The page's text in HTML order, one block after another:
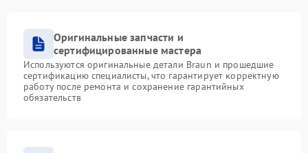
Оригинальные запчасти и
сертифицированные мастера
Используются оригинальные детали Braun и прошедшие
сертификацию специалисты, что гарантирует корректную
работу после ремонта и сохранение гарантийных
обязательств